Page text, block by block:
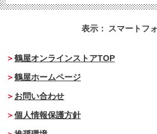
表示： スマートフ
鶴屋オンラインストアTOP
鶴屋ホームページ
お問い合わせ
個人情報保護方針